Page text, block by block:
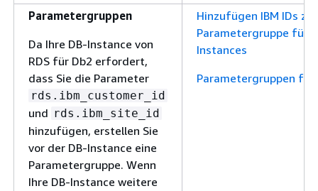
Parametergruppen
Da Ihre DB-Instance von
RDS für Db2 erfordert,
dass Sie die Parameter
rds.ibm_customer_id
und rds.ibm_site_id
hinzufügen, erstellen Sie
vor der DB-Instance eine
Parametergruppe. Wenn
Ihre DB-Instance weitere
Hinzufügen IBM IDs zu
Parametergruppe für
Instances
Parametergruppen für